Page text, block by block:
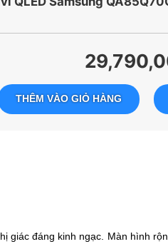
THÊM VÀO GIỎ HÀNG
giác đáng kinh ngạc. Màn hình